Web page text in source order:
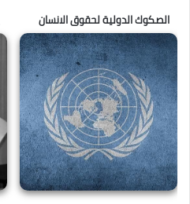
الصكوك الدولية لحقوق الانسان